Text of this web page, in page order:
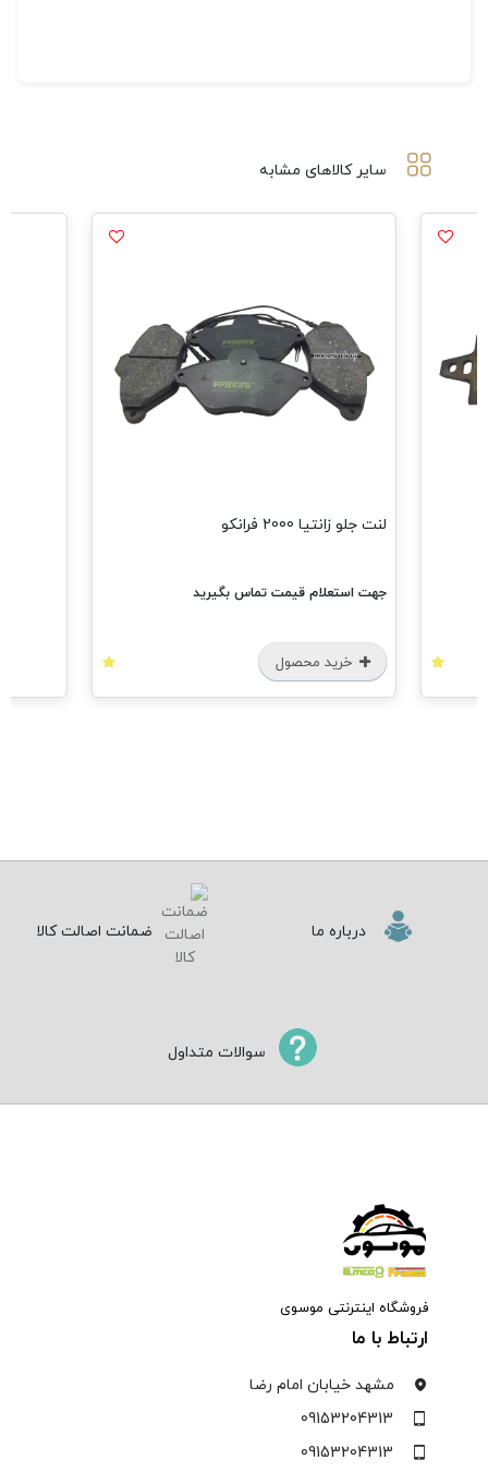
سایر کالاهای مشابه
جهت استعلام قیمت تماس بگیرید
خرید محصول
درباره ما ضمانت اصالت کالا
سوالات متداول
فروشگاه اینترنتی موسوی
ارتباط با ما
مشهد خیابان امام رضا
09153204313
09153204313